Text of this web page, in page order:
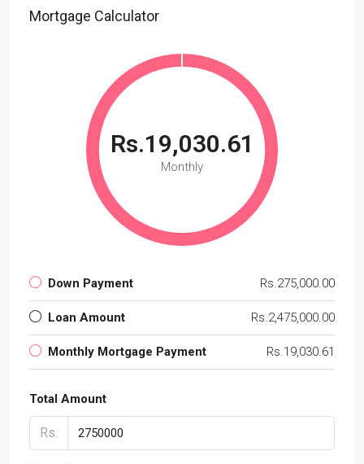
Mortgage Calculator
Rs.19,030.61
Monthly
Down Payment Rs.275,000.00
Loan Amount Rs.2,475,000.00
Monthly Mortgage Payment Rs.19,030.61
Total Amount
Rs.